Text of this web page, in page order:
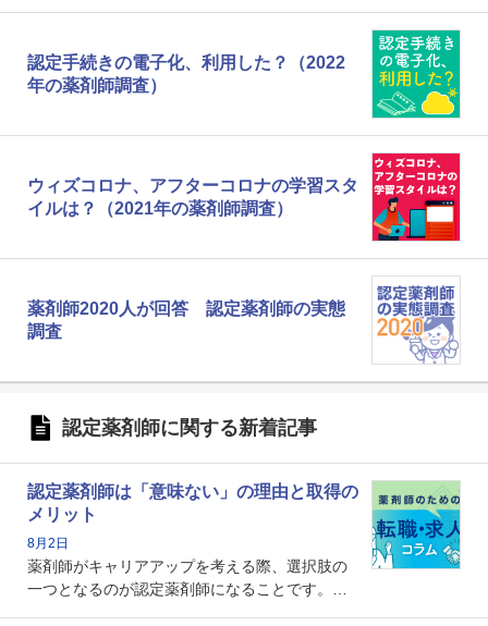
認定手続きの電子化、利用した？（2022
年の薬剤師調査）
ウィズコロナ、アフターコロナの学習スタ
イルは？（2021年の薬剤師調査）
薬剤師2020人が回答 認定薬剤師の実態
調査
認定薬剤師に関する新着記事
認定薬剤師は「意味ない」の理由と取得の
メリット
8月2日
薬剤師がキャリアアップを考える際、選択肢の
一つとなるのが認定薬剤師になることです。し